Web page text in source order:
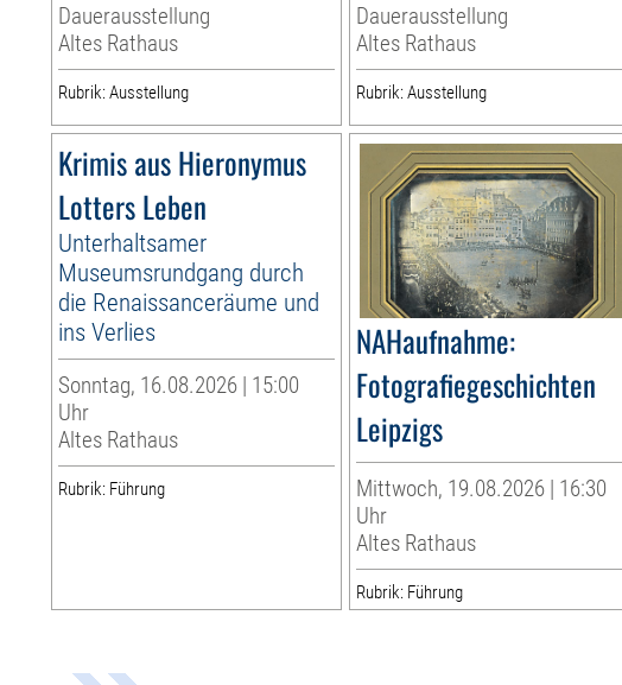
Dauerausstellung
Altes Rathaus
Rubrik: Ausstellung
Dauerausstellung
Altes Rathaus
Rubrik: Ausstellung
Krimis aus Hieronymus
Lotters Leben
Unterhaltsamer
Museumsrundgang durch
die Renaissanceräume und
ins Verlies
Sonntag, 16.08.2026 | 15:00
Uhr
Altes Rathaus
Rubrik: Führung
NAHaufnahme:
Fotografiegeschichten
Leipzigs
Mittwoch, 19.08.2026 | 16:30
Uhr
Altes Rathaus
Rubrik: Führung